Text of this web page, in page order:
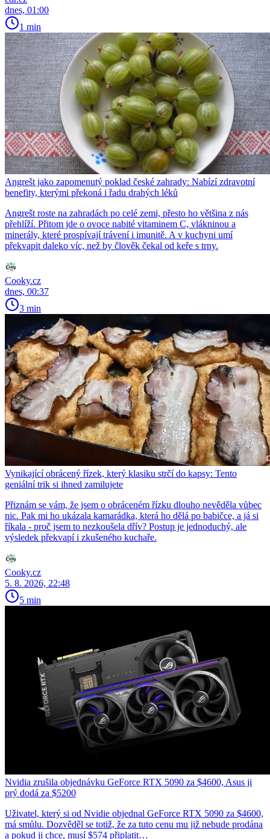
dnes, 01:00
1 min
Angrešt jako zapomenutý poklad české zahrady: Nabízí zdravotní
benefity, kterými překoná i řadu drahých léků
Angrešt roste na zahradách po celé zemi, přesto ho většina z nás
přehlíží. Přitom jde o ovoce nabité vitaminem C, vlákninou a
minerály, které prospívají trávení i imunitě. A v kuchyni umí
překvapit daleko víc, než by člověk čekal od keře s trny.
Cooky.cz
dnes, 00:37
3 min
Vynikající obrácený řízek, který klasiku strčí do kapsy: Tento
geniální trik si ihned zamilujete
Přiznám se vám, že jsem o obráceném řízku dlouho nevěděla vůbec
nic. Pak mi ho ukázala kamarádka, která ho dělá po babičce, a já si
říkala - proč jsem to nezkoušela dřív? Postup je jednoduchý, ale
výsledek překvapí i zkušeného kuchaře.
Cooky.cz
5. 8. 2026, 22:48
5 min
Nvidia zrušila objednávku GeForce RTX 5090 za $4600, Asus ji
prý dodá za $5200
Uživatel, který si od Nvidie objednal GeForce RTX 5090 za $4600,
má smůlu. Dozvěděl se totiž, že za tuto cenu mu již nebude prodána
a pokud ji chce, musí $574 připlatit…